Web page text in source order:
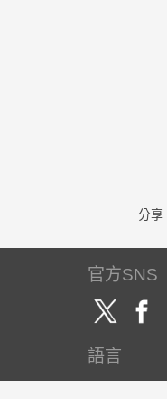
分享
官方SNS
語言